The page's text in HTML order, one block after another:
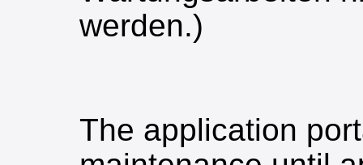
werden.)
The application